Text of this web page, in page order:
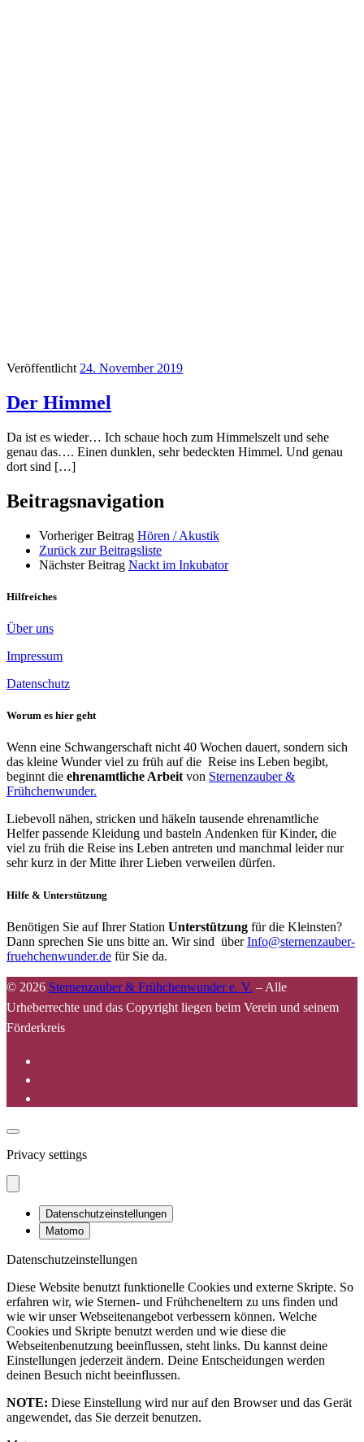
Veröffentlicht 24. November 2019
Der Himmel
Da ist es wieder… Ich schaue hoch zum Himmelszelt und sehe
genau das…. Einen dunklen, sehr bedeckten Himmel. Und genau
dort sind […]
Beitragsnavigation
Vorheriger Beitrag Hören / Akustik
Zurück zur Beitragsliste
Nächster Beitrag Nackt im Inkubator
Hilfreiches
Über uns
Impressum
Datenschutz
Worum es hier geht
Wenn eine Schwangerschaft nicht 40 Wochen dauert, sondern sich
das kleine Wunder viel zu früh auf die Reise ins Leben begibt,
beginnt die ehrenamtliche Arbeit von Sternenzauber &
Frühchenwunder.
Liebevoll nähen, stricken und häkeln tausende ehrenamtliche
Helfer passende Kleidung und basteln Andenken für Kinder, die
viel zu früh die Reise ins Leben antreten und manchmal leider nur
sehr kurz in der Mitte ihrer Lieben verweilen dürfen.
Hilfe & Unterstützung
Benötigen Sie auf Ihrer Station Unterstützung für die Kleinsten?
Dann sprechen Sie uns bitte an. Wir sind überInfo@sternenzauber-
fruehchenwunder.de für Sie da.
© 2026 Sternenzauber & Frühchenwunder e. V. – Alle
Urheberrechte und das Copyright liegen beim Verein und seinem
Förderkreis
Privacy settings
Datenschutzeinstellungen
Matomo
Datenschutzeinstellungen
Diese Website benutzt funktionelle Cookies und externe Skripte. So
erfahren wir, wie Sternen- und Frühcheneltern zu uns finden und
wie wir unser Webseitenangebot verbessern können. Welche
Cookies und Skripte benutzt werden und wie diese die
Webseitenbenutzung beeinflussen, steht links. Du kannst deine
Einstellungen jederzeit ändern. Deine Entscheidungen werden
deinen Besuch nicht beeinflussen.
NOTE: Diese Einstellung wird nur auf den Browser und das Gerät
angewendet, das Sie derzeit benutzen.